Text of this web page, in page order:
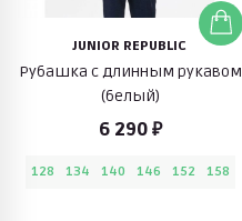
JUNIOR REPUBLIC
Рубашка с длинным рукавом
(белый)
6 290 ₽
128 134 140 146 152 158